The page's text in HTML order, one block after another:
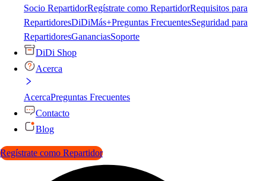
Socio RepartidorRegístrate como RepartidorRequisitos para
RepartidoresDiDiMás+Preguntas FrecuentesSeguridad para
RepartidoresGananciasSoporte
DiDi Shop
Acerca
AcercaPreguntas Frecuentes
Contacto
Blog
Regístrate como Repartidor